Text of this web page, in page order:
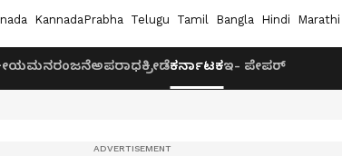
KannadaPrabha Telugu Tamil Bangla Hindi Marathi
ಮನರಂಜನೆಅಪರಾಧಕ್ರೀಡೆಕರ್ನಾಟಕಇ- ಪೇಪರ್